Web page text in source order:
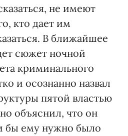
не имеют
кто дает им
В ближайшее
сюжет ночной
криминального
и осознанно назвал
пятой властью
объяснил, что он
бы ему нужно было